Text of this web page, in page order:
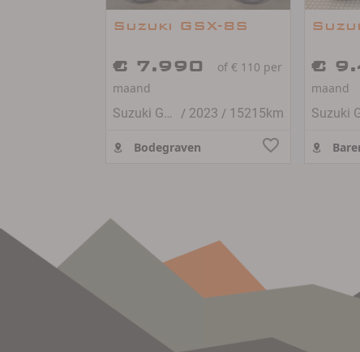
Suzuki GSX-8S
€ 7.990
of € 110 per
maand
Suzuki GSX-8S
/ 2023 / 15215km
Bodegraven
€
maand
Suzuki